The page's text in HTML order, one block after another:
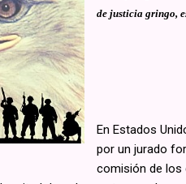
de justicia gringo,
En Estados
por un jurado
comisión de los